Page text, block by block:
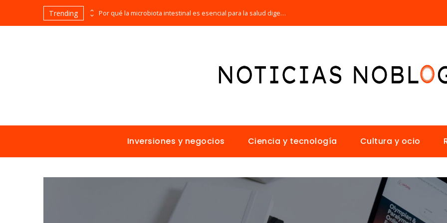
Trending Las 15 misiones espaciales fundamentales en la historia de la humanidad Por qué la microbiota intestinal es esencial para la salud digestiva
Inversiones y negocios Ciencia y tecnología Cultura y ocio